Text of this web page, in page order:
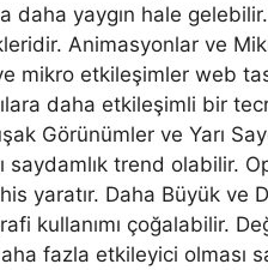
daha yaygın hale
Animasyonlar ve
mikro etkileşimler web
daha etkileşimli bir
Görünümler ve Yarı
saydamlık trend olabilir.
yaratır. Daha Büyük ve
kullanımı çoğalabilir.
fazla etkileyici olması